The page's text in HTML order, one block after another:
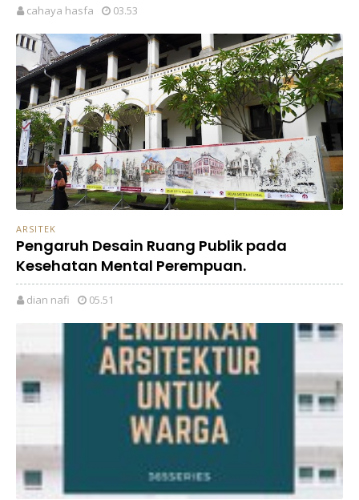
cahaya hasfa 03.53
ARSITEK
Pengaruh Desain Ruang Publik pada
Kesehatan Mental Perempuan.
dian nafi 05.51